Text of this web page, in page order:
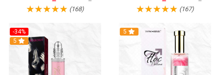
(168) (167)
-34%
5
5